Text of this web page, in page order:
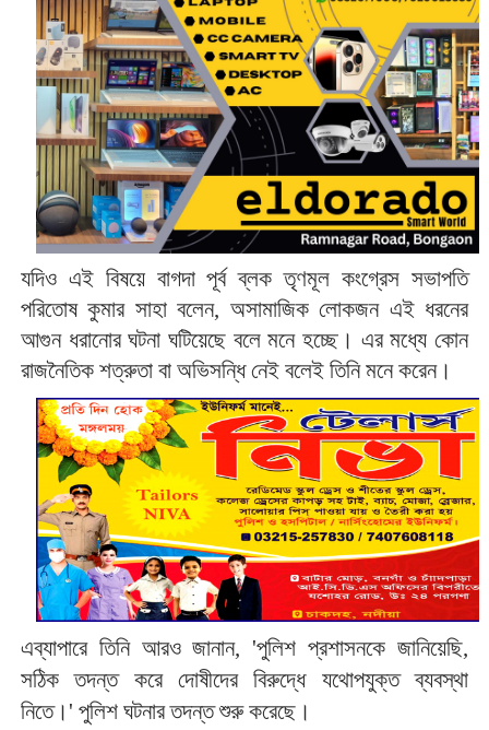
যদিও এই বিষয়ে বাগদা পূর্ব ব্লক তৃণমূল কংগ্রেস সভাপতি
পরিতোষ কুমার সাহা বলেন, অসামাজিক লোকজন এই ধরনের
আগুন ধরানোর ঘটনা ঘটিয়েছে বলে মনে হচ্ছে। এর মধ্যে কোন
রাজনৈতিক শত্রুতা বা অভিসন্ধি নেই বলেই তিনি মনে করেন।
এব্যাপারে তিনি আরও জানান, 'পুলিশ প্রশাসনকে জানিয়েছি,
সঠিক তদন্ত করে দোষীদের বিরুদ্ধে যথোপযুক্ত ব্যবস্থা
নিতে।' পুলিশ ঘটনার তদন্ত শুরু করেছে।